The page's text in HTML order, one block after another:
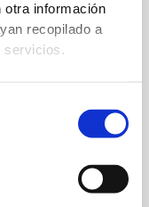
otra información
recopilado a
servicios.
Entrada siguiente
publicada.
Los